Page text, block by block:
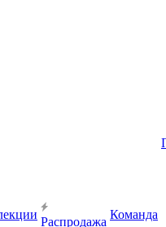
Распродажа
Команда